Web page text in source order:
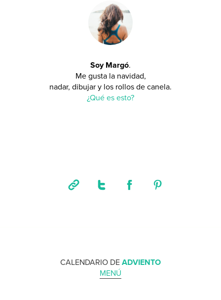
Soy Margó.
Me gusta la navidad,
nadar, dibujar y los rollos de canela.
¿Qué es esto?
CALENDARIO DE ADVIENTO
MENÚ